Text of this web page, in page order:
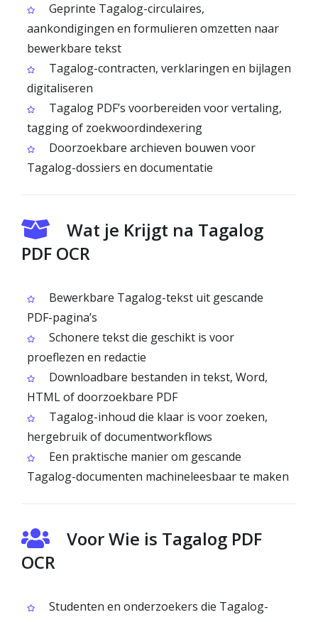
Geprinte Tagalog-circulaires,
aankondigingen en formulieren omzetten naar
bewerkbare tekst
Tagalog-contracten, verklaringen en bijlagen
digitaliseren
Tagalog PDF’s voorbereiden voor vertaling,
tagging of zoekwoordindexering
Doorzoekbare archieven bouwen voor
Tagalog-dossiers en documentatie
Wat je Krijgt na Tagalog
PDF OCR
Bewerkbare Tagalog-tekst uit gescande
PDF-pagina’s
Schonere tekst die geschikt is voor
proeflezen en redactie
Downloadbare bestanden in tekst, Word,
HTML of doorzoekbare PDF
Tagalog-inhoud die klaar is voor zoeken,
hergebruik of documentworkflows
Een praktische manier om gescande
Tagalog-documenten machineleesbaar te maken
Voor Wie is Tagalog PDF
OCR
Studenten en onderzoekers die Tagalog-